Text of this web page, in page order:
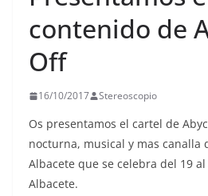
contenido de
Off
16/10/2017 Stereoscopio
Os presentamos el cartel de
nocturna, musical y mas canalla
Albacete que se celebra del 19
Albacete.